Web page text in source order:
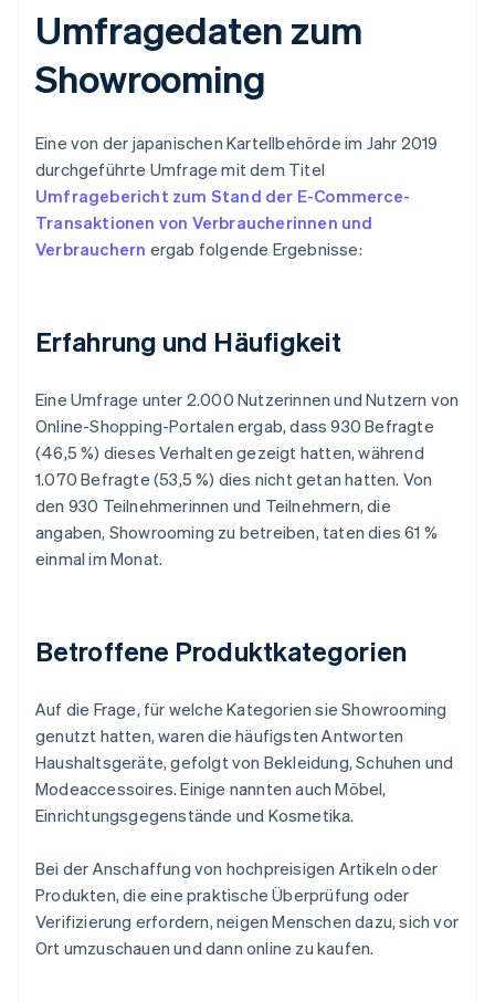
Umfragedaten zum
Showrooming
Eine von der japanischen Kartellbehörde im Jahr 2019
durchgeführte Umfrage mit dem Titel
Umfragebericht zum Stand der E-Commerce-
Transaktionen von Verbraucherinnen und
Verbrauchern ergab folgende Ergebnisse:
Erfahrung und Häufigkeit
Eine Umfrage unter 2.000 Nutzerinnen und Nutzern von
Online-Shopping-Portalen ergab, dass 930 Befragte
(46,5 %) dieses Verhalten gezeigt hatten, während
1.070 Befragte (53,5 %) dies nicht getan hatten. Von
den 930 Teilnehmerinnen und Teilnehmern, die
angaben, Showrooming zu betreiben, taten dies 61 %
einmal im Monat.
Betroffene Produktkategorien
Auf die Frage, für welche Kategorien sie Showrooming
genutzt hatten, waren die häufigsten Antworten
Haushaltsgeräte, gefolgt von Bekleidung, Schuhen und
Modeaccessoires. Einige nannten auch Möbel,
Einrichtungsgegenstände und Kosmetika.
Bei der Anschaffung von hochpreisigen Artikeln oder
Produkten, die eine praktische Überprüfung oder
Verifizierung erfordern, neigen Menschen dazu, sich vor
Ort umzuschauen und dann online zu kaufen.